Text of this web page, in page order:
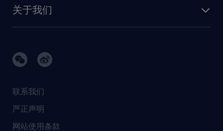
制造业与研发
生命科学
销售、营销与沟通
需求服务
关于我们
璀璨荣耀
任仕达调研报告
联系我们
严正声明
网站使用条款